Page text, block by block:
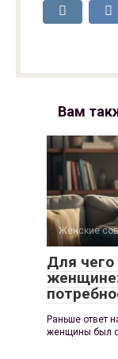
Вам
Женские
Для
Раньше ответ
женщины был